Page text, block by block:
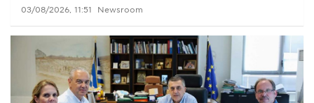
03/08/2026, 11:51 Newsroom